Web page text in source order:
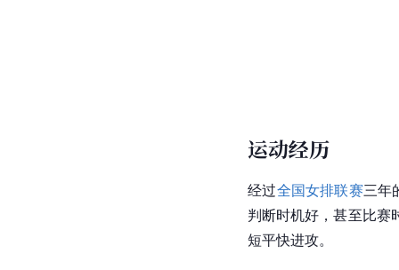
运动经历
经过全国女排联赛三年
判断时机好，甚至比赛
短平快进攻。